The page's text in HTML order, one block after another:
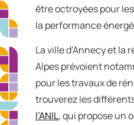
être octroyées pour
la performance
La ville d’Annecy et
Alpes prévoient
pour les travaux de
trouverez les
l’ANIL, qui propose un